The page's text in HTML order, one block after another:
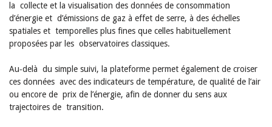
la collecte et la visualisation des données de consommation
d’énergie et d’émissions de gaz à effet de serre, à des échelles
spatiales et temporelles plus fines que celles habituellement
proposées par les observatoires classiques.
Au‑delà du simple suivi, la plateforme permet également de croiser
ces données avec des indicateurs de température, de qualité de l’air
ou encore de prix de l’énergie, afin de donner du sens aux
trajectoires de transition.